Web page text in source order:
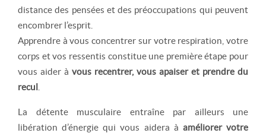
distance des pensées et des préoccupations qui peuvent
encombrer l’esprit.
Apprendre à vous concentrer sur votre respiration, votre
corps et vos ressentis constitue une première étape pour
vous aider à vous recentrer, vous apaiser et prendre du
recul
La détente musculaire entraîne par ailleurs une
libération d’énergie qui vous aidera à améliorer votre